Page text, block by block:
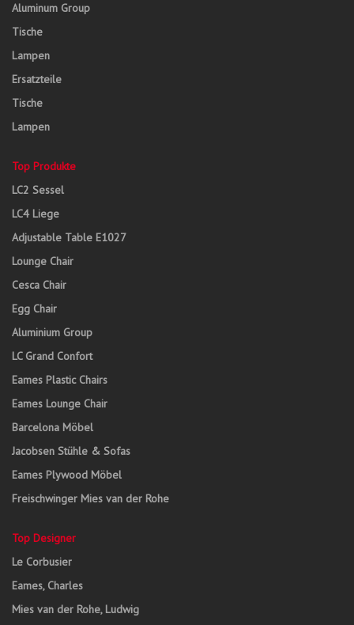
Aluminum Group
Tische
Lampen
Ersatzteile
Tische
Lampen
Top Produkte
LC2 Sessel
LC4 Liege
Adjustable Table E1027
Lounge Chair
Cesca Chair
Egg Chair
Aluminium Group
LC Grand Confort
Eames Plastic Chairs
Eames Lounge Chair
Barcelona Möbel
Jacobsen Stühle & Sofas
Eames Plywood Möbel
Freischwinger Mies van der Rohe
Top Designer
Le Corbusier
Eames, Charles
Mies van der Rohe, Ludwig